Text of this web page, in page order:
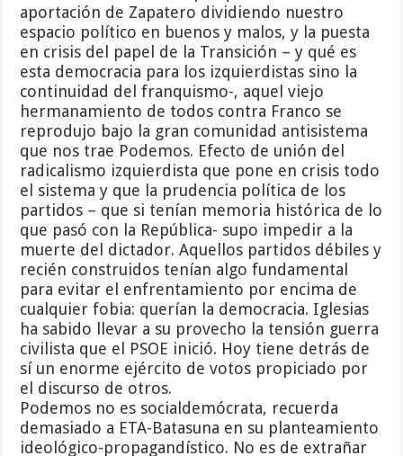
aportación de Zapatero dividiendo nuestro
espacio político en buenos y malos, y la puesta
en crisis del papel de la Transición – y qué es
esta democracia para los izquierdistas sino la
continuidad del franquismo-, aquel viejo
hermanamiento de todos contra Franco se
reprodujo bajo la gran comunidad antisistema
que nos trae Podemos. Efecto de unión del
radicalismo izquierdista que pone en crisis todo
el sistema y que la prudencia política de los
partidos – que si tenían memoria histórica de lo
que pasó con la República- supo impedir a la
muerte del dictador. Aquellos partidos débiles y
recién construidos tenían algo fundamental
para evitar el enfrentamiento por encima de
cualquier fobia: querían la democracia. Iglesias
ha sabido llevar a su provecho la tensión guerra
civilista que el PSOE inició. Hoy tiene detrás de
sí un enorme ejército de votos propiciado por
el discurso de otros.
Podemos no es socialdemócrata, recuerda
demasiado a ETA-Batasuna en su planteamiento
ideológico-propagandístico. No es de extrañar